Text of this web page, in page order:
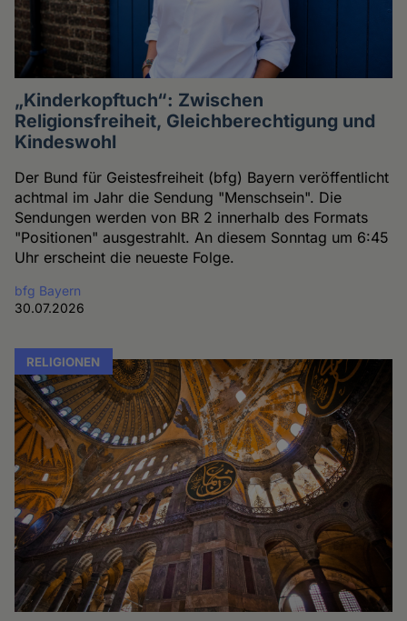
„Kinderkopftuch“: Zwischen
Religionsfreiheit, Gleichberechtigung und
Kindeswohl
Der Bund für Geistesfreiheit (bfg) Bayern veröffentlicht
achtmal im Jahr die Sendung "Menschsein". Die
Sendungen werden von BR 2 innerhalb des Formats
"Positionen" ausgestrahlt. An diesem Sonntag um 6:45
Uhr erscheint die neueste Folge.
bfg Bayern
30.07.2026
RELIGIONEN